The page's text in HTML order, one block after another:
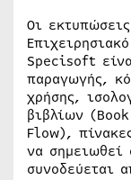
Οι
Specisoft
παραγωγής,
χρήσης,
βιβλίων
Flow),
να σημειωθεί
συνοδεύεται